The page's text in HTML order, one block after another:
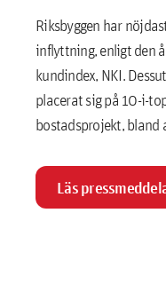
Riksbyggen har
inflyttning, enligt den
kundindex, NKI.
placerat sig på 10-i-
bostadsprojekt, bland
Läs